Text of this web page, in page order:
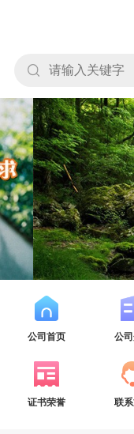
公司首页 公
证书荣誉 联